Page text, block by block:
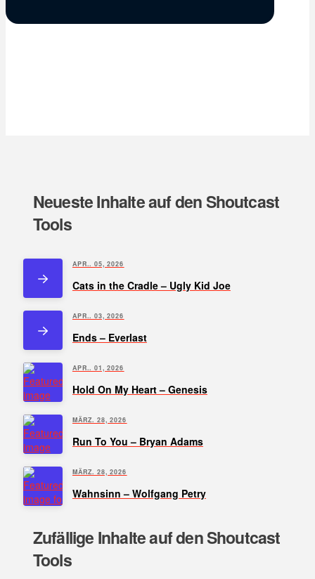
Neueste Inhalte auf den Shoutcast
Tools
APR.. 05, 2026
Cats in the Cradle – Ugly Kid Joe
APR.. 03, 2026
Ends – Everlast
APR.. 01, 2026
Hold On My Heart – Genesis
MÄRZ. 28, 2026
Run To You – Bryan Adams
MÄRZ. 28, 2026
Wahnsinn – Wolfgang Petry
Zufällige Inhalte auf den Shoutcast
Tools